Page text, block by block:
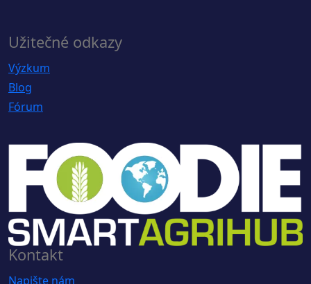
Užitečné odkazy
Výzkum
Blog
Fórum
Kontakt
Napište nám